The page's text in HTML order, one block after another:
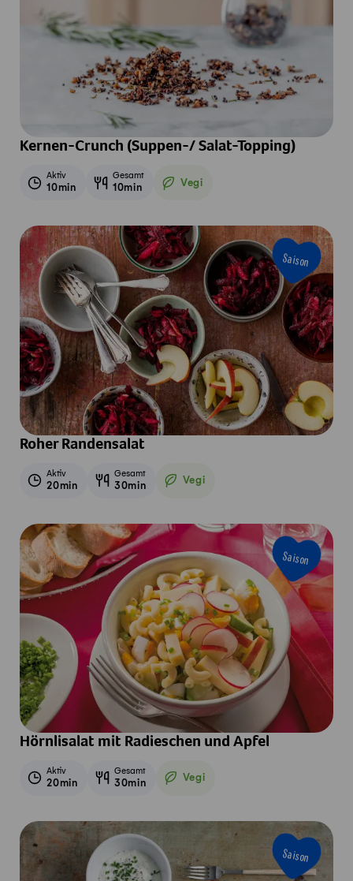
Kernen-Crunch (Suppen-/ Salat-Topping)
Aktiv
10min
Gesamt
10min Vegi
Vegetarisch
Saison
Roher Randensalat
Aktiv
20min
Gesamt
30min Vegi
Vegetarisch
Saison
Hörnlisalat mit Radieschen und Apfel
Aktiv
20min
Gesamt
30min Vegi
Vegetarisch
Saison